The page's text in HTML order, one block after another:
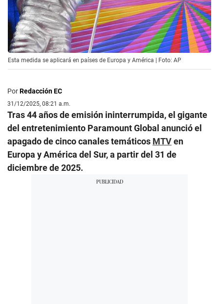
Esta medida se aplicará en países de Europa y América | Foto: AP
PorRedacción EC
31/12/2025, 08:21 a.m.
Tras 44 años de emisión ininterrumpida, el gigante
del entretenimiento Paramount Global anunció el
apagado de cinco canales temáticos MTVen
Europa y América del Sur, a partir del 31 de
diciembre de 2025.